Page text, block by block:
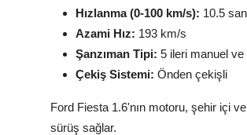
Hızlanma (0-100 km/s): 10.5
Azami Hız: 193 km/s
Şanzıman Tipi: 5 ileri manuel
Çekiş Sistemi: Önden çekişli
Ford Fiesta 1.6'nın motoru, şehir içi
sürüş sağlar.